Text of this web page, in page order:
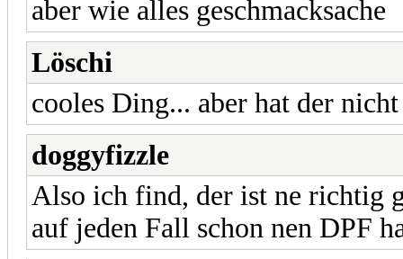
aber wie alles geschmacksache
Löschi
cooles Ding... aber hat der
doggyfizzle
Also ich find, der ist ne richtig
auf jeden Fall schon nen DPF